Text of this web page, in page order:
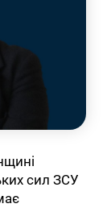
сил ЗСУ